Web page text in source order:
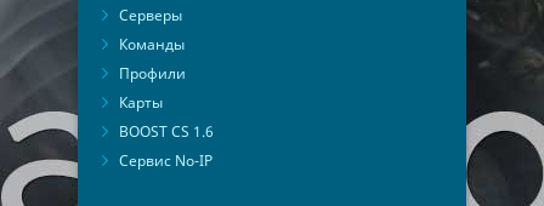
Серверы
Команды
Профили
Карты
BOOST CS 1.6
Сервис No-IP